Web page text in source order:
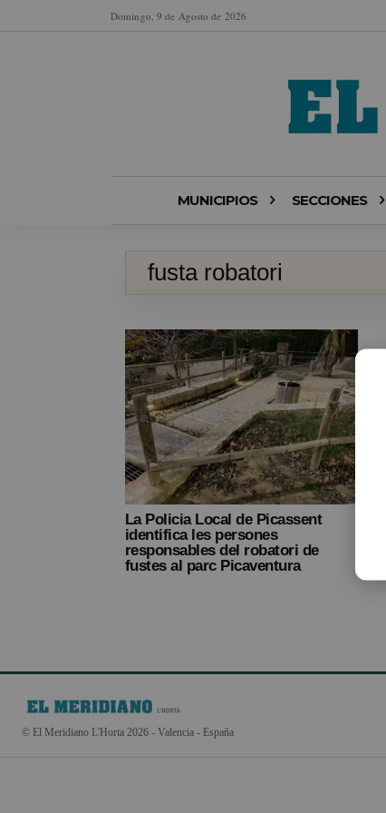
Domingo, 9 de Agosto de 2026
MUNICIPIOS SECCIONES
fusta robatori
La Policia Local de Picassent
identifica les persones
responsables del robatori de
fustes al parc Picaventura
© El Meridiano L'Horta 2026 - Valencia - España